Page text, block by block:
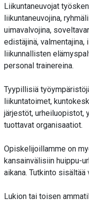
Liikuntaneuvojat
liikuntaneuvojina,
uimavalvojina,
edistäjinä, valmentajina,
liikunnallisten
personal trainereina.
Tyypillisiä
liikuntatoimet,
järjestöt, urheiluopistot,
tuottavat organisaatiot.
Opiskelijoillamme on
kansainvälisiin huippu-
aikana. Tutkinto
Lukion tai toisen